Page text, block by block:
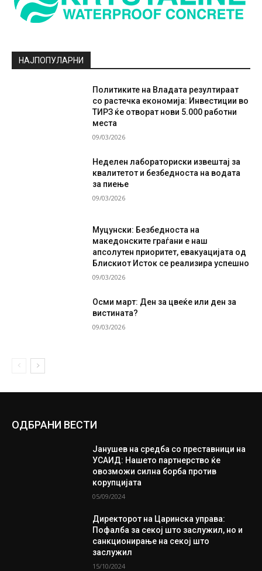
НАЈПОПУЛАРНИ
Политиките на Владата резултираат
со растечка економија: Инвестиции во
ТИРЗ ќе отворат нови 5.000 работни
места
09/03/2026
Неделен лабораториски извештај за
квалитетот и безбедноста на водата
за пиење
09/03/2026
Муцунски: Безбедноста на
македонските граѓани е наш
апсолутен приоритет, евакуацијата од
Блискиот Исток се реализира успешно
09/03/2026
Осми март: Ден за цвеќе или ден за
вистината?
09/03/2026
ОДБРАНИ ВЕСТИ
Јанушев на средба со преставници на
УСАИД: Нашето партнерство ќе
овозможи силна борба против
корупцијата
05/09/2024
Директорот на Царинска управа:
Пофалба за секој што заслужил, но и
санкционирање на секој што
заслужил
15/10/2024